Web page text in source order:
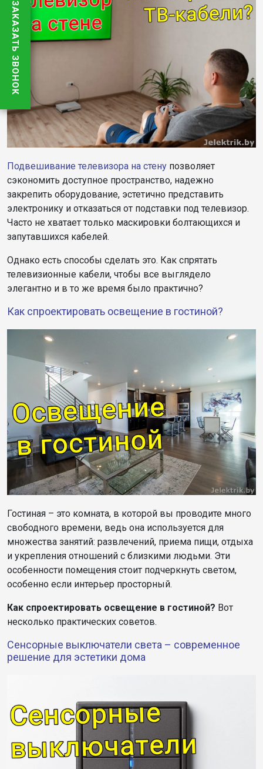
Подвешивание телевизора на стену позволяет
сэкономить доступное пространство, надежно
закрепить оборудование, эстетично представить
электронику и отказаться от подставки под телевизор.
Часто не хватает только маскировки болтающихся и
запутавшихся кабелей.
Однако есть способы сделать это. Как спрятать
телевизионные кабели, чтобы все выглядело
элегантно и в то же время было практично?
Как спроектировать освещение в гостиной?
Гостиная – это комната, в которой вы проводите много
свободного времени, ведь она используется для
множества занятий: развлечений, приема пищи, отдыха
и укрепления отношений с близкими людьми. Эти
особенности помещения стоит подчеркнуть светом,
особенно если интерьер просторный.
Как спроектировать освещение в гостиной? Вот
несколько практических советов.
Сенсорные выключатели света – современное
решение для эстетики дома
ЗАКАЗАТЬ ЗВОНОК